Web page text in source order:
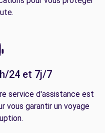
24 et 7j/7
service d'assistance est
vous garantir un voyage